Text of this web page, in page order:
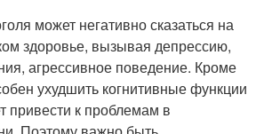
может негативно сказаться на
здоровье, вызывая депрессию,
агрессивное поведение. Кроме
ухудшить когнитивные функции
привести к проблемам в